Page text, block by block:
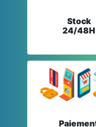
Stock
24/48H